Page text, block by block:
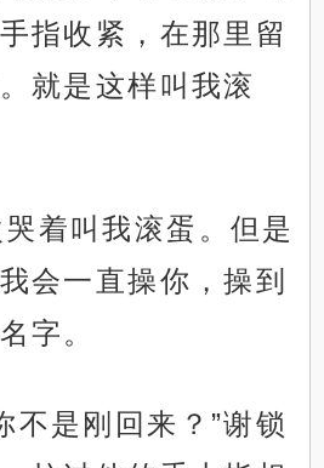
指收紧，在那里留
就是这样叫我滚
着叫我滚蛋。但是
会一直操你，操到
字。
不是刚回来？”谢锁